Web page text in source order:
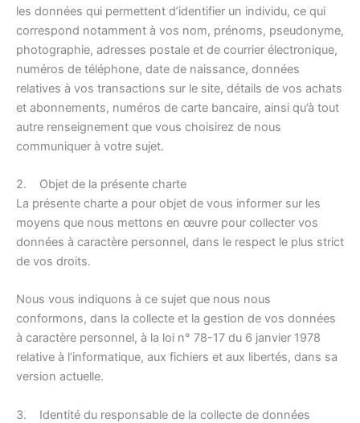
les données qui permettent d’identifier un individu, ce qui
correspond notamment à vos nom, prénoms, pseudonyme,
photographie, adresses postale et de courrier électronique,
numéros de téléphone, date de naissance, données
relatives à vos transactions sur le site, détails de vos achats
et abonnements, numéros de carte bancaire, ainsi qu’à tout
autre renseignement que vous choisirez de nous
communiquer à votre sujet.
2. Objet de la présente charte
La présente charte a pour objet de vous informer sur les
moyens que nous mettons en œuvre pour collecter vos
données à caractère personnel, dans le respect le plus strict
de vos droits.
Nous vous indiquons à ce sujet que nous nous
conformons, dans la collecte et la gestion de vos données
à caractère personnel, à la loi n° 78-17 du 6 janvier 1978
relative à l’informatique, aux fichiers et aux libertés, dans sa
version actuelle.
3. Identité du responsable de la collecte de données